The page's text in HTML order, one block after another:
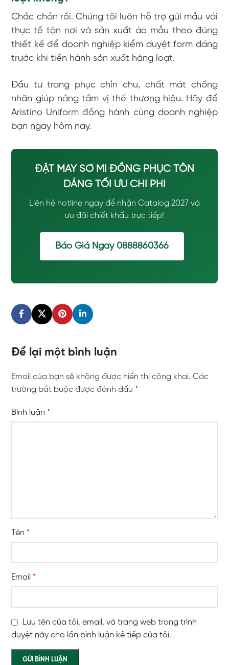
Chắc chắn rồi. Chúng tôi luôn hỗ trợ gửi mẫu vải
thực tế tận nơi và sản xuất áo mẫu theo đúng
thiết kế để doanh nghiệp kiểm duyệt form dáng
trước khi tiến hành sản xuất hàng loạt.
Đầu tư trang phục chỉn chu, chất mát chống
nhăn giúp nâng tầm vị thế thương hiệu. Hãy để
Aristino Uniform đồng hành cùng doanh nghiệp
bạn ngay hôm nay.
ĐẶT MAY SƠ MI ĐỒNG PHỤC TÔN
DÁNG TỐI ƯU CHI PHÍ
Liên hệ hotline ngay để nhận Catalog 2027 và
ưu đãi chiết khấu trực tiếp!
Báo Giá Ngay 0888860366
Để lại một bình luận
Email của bạn sẽ không được hiển thị công khai. Các
trường bắt buộc được đánh dấu *
Bình luận *
Tên *
Email *
Lưu tên của tôi, email, và trang web trong trình
duyệt này cho lần bình luận kế tiếp của tôi.